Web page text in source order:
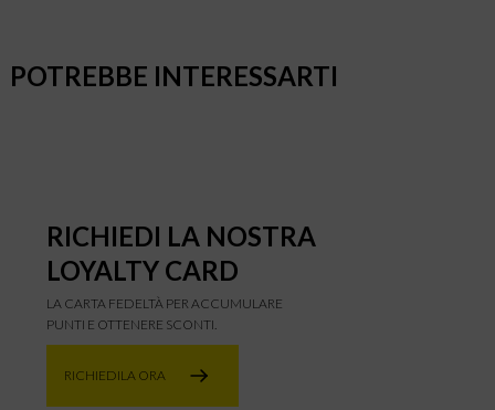
POTREBBE INTERESSARTI
RICHIEDI LA NOSTRA
LOYALTY CARD
LA CARTA FEDELTÀ PER ACCUMULARE
PUNTI E OTTENERE SCONTI.
RICHIEDILA ORA